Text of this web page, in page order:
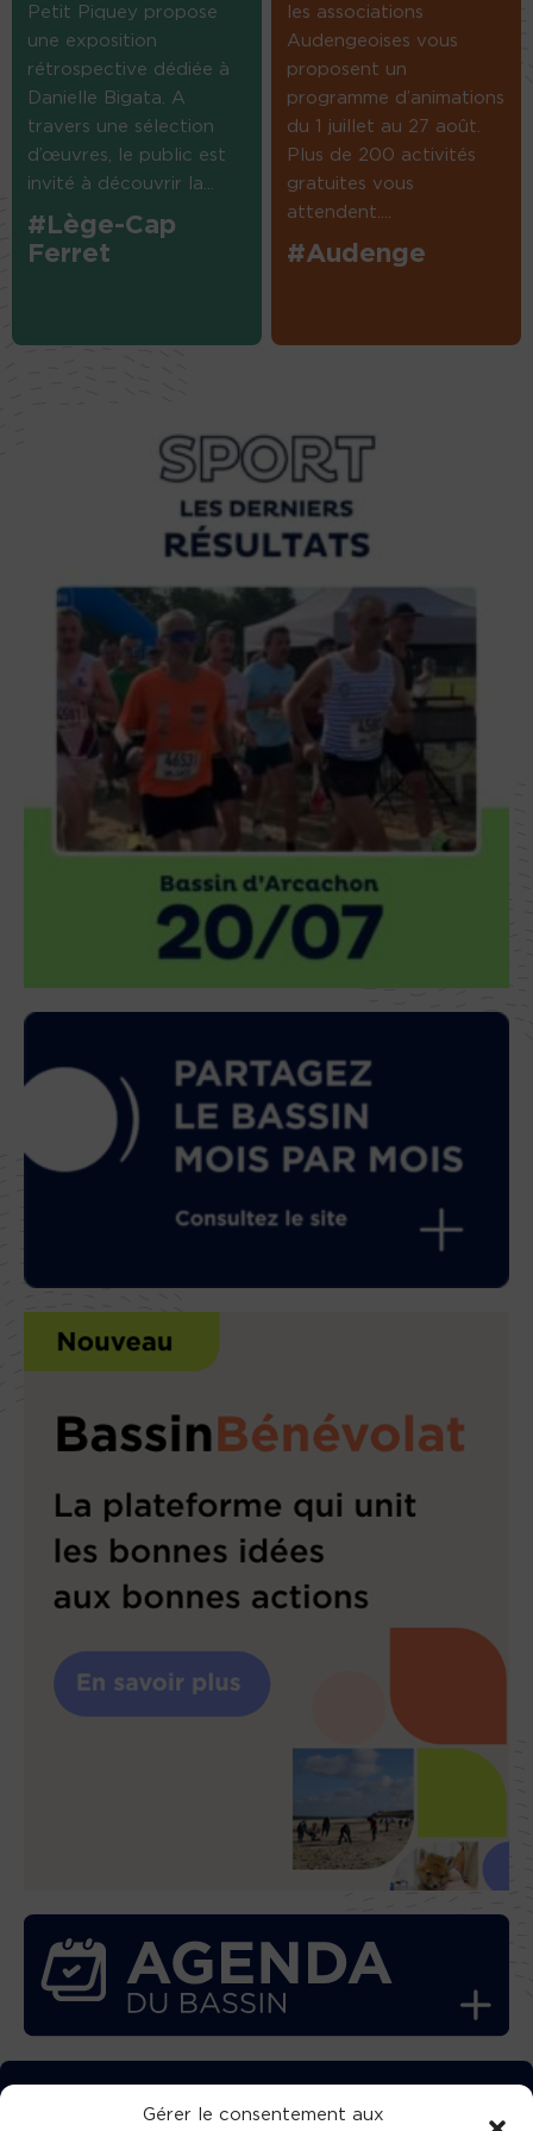
Gérer le consentement aux
Petit Piquey propose
une exposition
rétrospective dédiée à
Danielle Bigata. A
travers une sélection
d’œuvres, le public est
invité à découvrir la...
#Lège-Cap
Ferret
les associations
Audengeoises vous
proposent un
programme d’animations
du 1 juillet au 27 août.
Plus de 200 activités
gratuites vous
attendent....
#Audenge
TÉLÉCHARGEZ GRATUITEMENT